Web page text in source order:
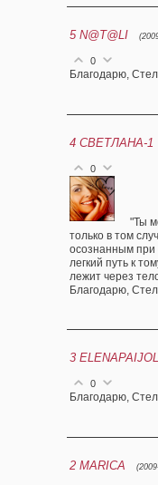
5 N@T@LI
0
Благодарю,
4 СВЕТЛАНА-1
0
"Ты
только в том
осознанным при
легкий путь к
лежит через
Благодарю,
3
0
Благодарю,
2 MARICA